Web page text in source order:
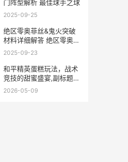
门阵型解析 最佳球手之球
2025-09-25
绝区零奥菲丝&鬼火突破
材料详细解答 绝区零奥菲
丝背景故事
2025-09-23
和平精英蛋糕玩法，战术
竞技的甜蜜盛宴,副标题，
生存与狂欢交织的决胜舞
2026-05-09